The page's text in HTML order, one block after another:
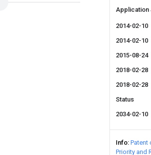
Application
2014-02-10
2014-02-10
2015-08-24
2018-02-28
2018-02-28
Status
2034-02-10
Info Patent
Priority and